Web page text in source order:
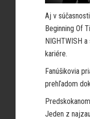
Aj v
Beginning Of
NIGHTWISH
kariére.
Fanúšikovia
prehľadom
Jeden z